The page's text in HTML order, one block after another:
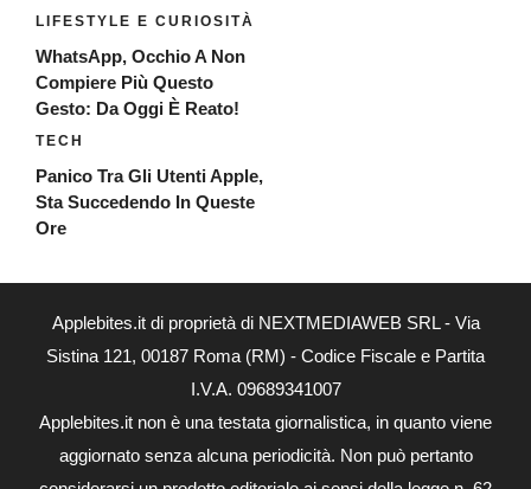
LIFESTYLE E CURIOSITÀ
WhatsApp, Occhio A Non
Compiere Più Questo
Gesto: Da Oggi È Reato!
TECH
Panico Tra Gli Utenti Apple,
Sta Succedendo In Queste
Ore
Applebites.it di proprietà di NEXTMEDIAWEB SRL - Via
Sistina 121, 00187 Roma (RM) - Codice Fiscale e Partita
I.V.A. 09689341007
Applebites.it non è una testata giornalistica, in quanto viene
aggiornato senza alcuna periodicità. Non può pertanto